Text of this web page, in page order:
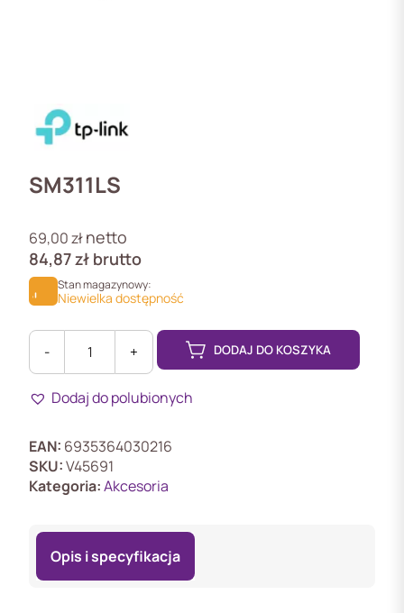
SM311LS
69,00złnetto
84,87zł brutto
Stan magazynowy:
Niewielka dostępność
-
SM311LS
Moduł
TL-
SM311LS
+ DODAJ DO KOSZYKA
Dodaj do polubionych
EAN: 6935364030216
SKU:V45691
Kategoria:Akcesoria
Opis i specyfikacja